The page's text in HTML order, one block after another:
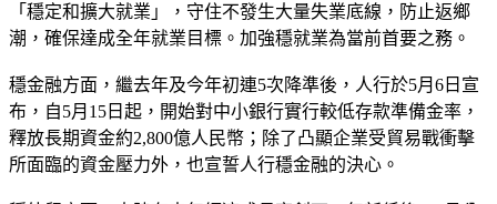
「穩定和擴大就業」，守住不發生大量失業底線，防止返鄉
潮，確保達成全年就業目標。加強穩就業為當前首要之務。
穩金融方面，繼去年及今年初連5次降準後，人行於5月6日宣
布，自5月15日起，開始對中小銀行實行較低存款準備金率，
釋放長期資金約2,800億人民幣；除了凸顯企業受貿易戰衝擊
所面臨的資金壓力外，也宣誓人行穩金融的決心。